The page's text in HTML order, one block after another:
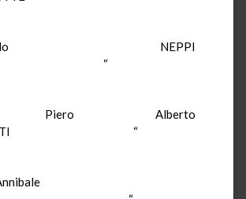
NEPPI
“
Alberto
“